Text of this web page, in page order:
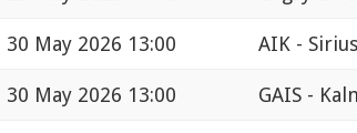
30 May 2026 13:00 AIK - Sirius
30 May 2026 13:00 GAIS -